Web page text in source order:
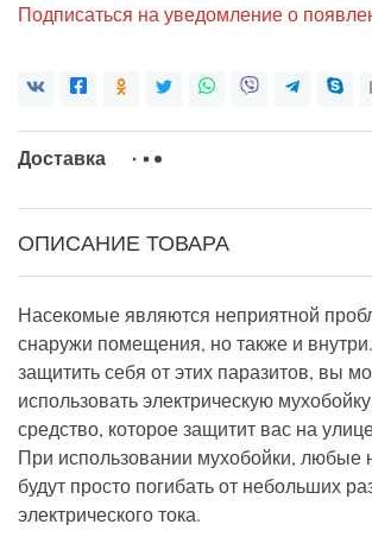
Подписаться на уведомление о
Доставка
ОПИСАНИЕ ТОВАРА
Насекомые являются неприятной
снаружи помещения, но также и
защитить себя от этих паразитов, вы
использовать электрическую
средство, которое защитит вас на
При использовании мухобойки, любые
будут просто погибать от небольших
электрического тока.